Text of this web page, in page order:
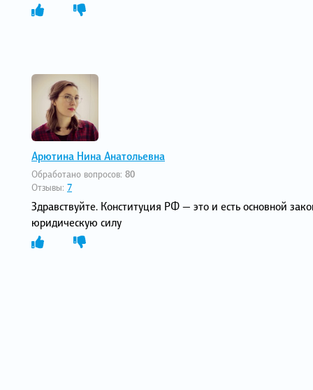
Арютина Нина Анатольевна
Обработано вопросов: 80
Отзывы: 7
Здравствуйте. Конституция РФ — это и есть основной
юридическую силу